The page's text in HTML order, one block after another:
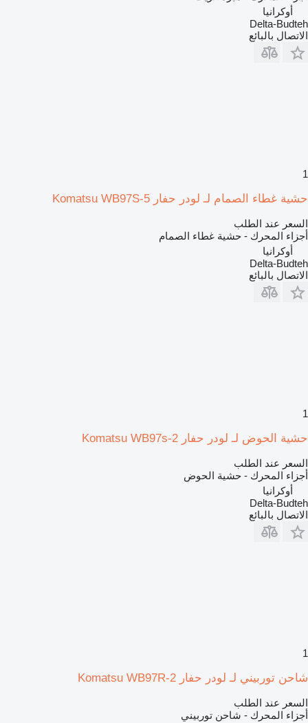
أوكرانيا
Delta-Budteh
الاتصال بالبائع
1
حشية غطاء الصمام لـ لودر حفار Komatsu WB97S-5
السعر عند الطلب
أجزاء المحرك - حشية غطاء الصمام
أوكرانيا
Delta-Budteh
الاتصال بالبائع
1
حشية الحوض لـ لودر حفار Komatsu WB97s-2
السعر عند الطلب
أجزاء المحرك - حشية الحوض
أوكرانيا
Delta-Budteh
الاتصال بالبائع
1
شاحن توربيني لـ لودر حفار Komatsu WB97R-2
السعر عند الطلب
أجزاء المحرك - شاحن توربيني